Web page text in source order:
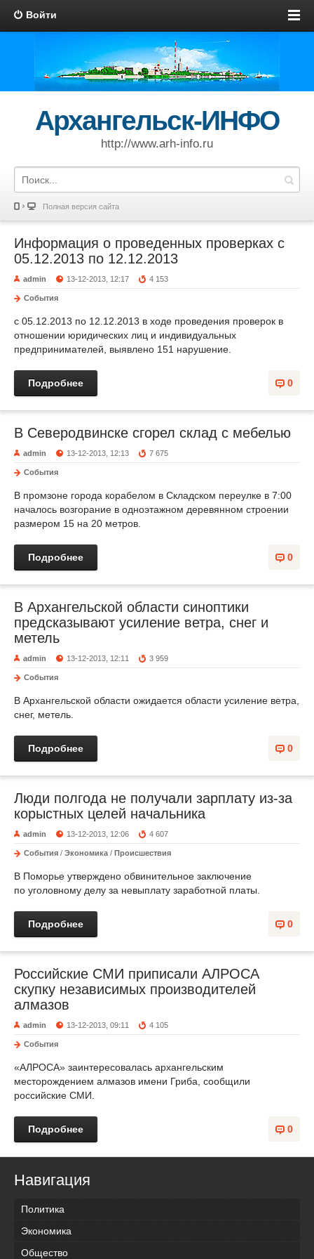
Войти
Архангельск-ИНФО
http://www.arh-info.ru
Полная версия сайта
Информация о проведенных проверках с
05.12.2013 по 12.12.2013
admin 13-12-2013, 12:17 4 153
События
с 05.12.2013 по 12.12.2013 в ходе проведения проверок в
отношении юридических лиц и индивидуальных
предпринимателей, выявлено 151 нарушение.
0
Подробнее
В Северодвинске сгорел склад с мебелью
admin 13-12-2013, 12:13 7 675
События
В промзоне города корабелом в Складском переулке в 7:00
началось возгорание в одноэтажном деревянном строении
размером 15 на 20 метров.
0
Подробнее
В Архангельской области синоптики
предсказывают усиление ветра, снег и
метель
admin 13-12-2013, 12:11 3 959
События
В Архангельской области ожидается области усиление ветра,
снег, метель.
0
Подробнее
Люди полгода не получали зарплату из-за
корыстных целей начальника
admin 13-12-2013, 12:06 4 607
События / Экономика / Происшествия
В Поморье утверждено обвинительное заключение
по уголовному делу за невыплату заработной платы.
0
Подробнее
Российские СМИ приписали АЛРОСА
скупку независимых производителей
алмазов
admin 13-12-2013, 09:11 4 105
События
«АЛРОСА» заинтересовалась архангельским
месторождением алмазов имени Гриба, сообщили
российские СМИ.
0
Подробнее
Навигация
Политика
Экономика
Общество